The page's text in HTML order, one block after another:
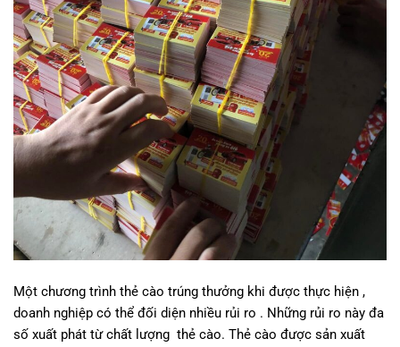
Một chương trình thẻ cào trúng thưởng khi được thực hiện ,
doanh nghiệp có thể đối diện nhiều rủi ro . Những rủi ro này đa
số xuất phát từ chất lượng thẻ cào. Thẻ cào được sản xuất